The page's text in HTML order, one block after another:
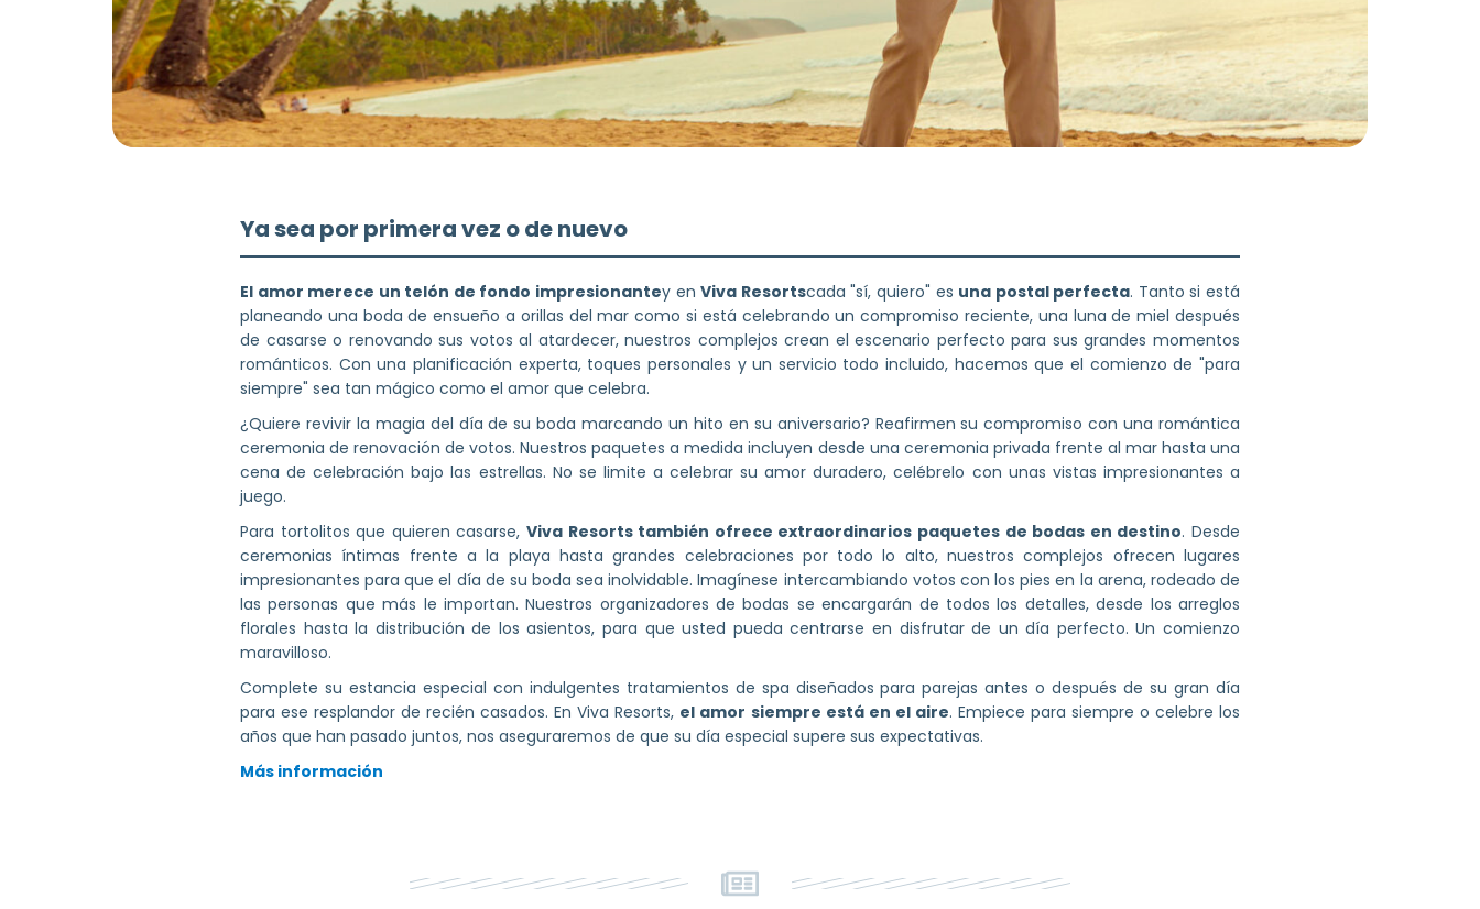
Ya sea por primera vez o de nuevo
El amor merece un telón de fondo impresionantey enViva Resortscada "sí, quiero" es una postal perfecta. Tanto si está
planeando una boda de ensueño a orillas del mar como si está celebrando un compromiso reciente, una luna de miel después
de casarse o renovando sus votos al atardecer, nuestros complejos crean el escenario perfecto para sus grandes momentos
románticos. Con una planificación experta, toques personales y un servicio todo incluido, hacemos que el comienzo de "para
siempre" sea tan mágico como el amor que celebra.
¿Quiere revivir la magia del día de su boda marcando un hito en su aniversario? Reafirmen su compromiso con una romántica
ceremonia de renovación de votos. Nuestros paquetes a medida incluyen desde una ceremonia privada frente al mar hasta una
cena de celebración bajo las estrellas. No se limite a celebrar su amor duradero, celébrelo con unas vistas impresionantes a
juego.
Para tortolitos que quieren casarse, Viva Resorts también ofrece extraordinarios paquetes de bodas en destino. Desde
ceremonias íntimas frente a la playa hasta grandes celebraciones por todo lo alto, nuestros complejos ofrecen lugares
impresionantes para que el día de su boda sea inolvidable. Imagínese intercambiando votos con los pies en la arena, rodeado de
las personas que más le importan. Nuestros organizadores de bodas se encargarán de todos los detalles, desde los arreglos
florales hasta la distribución de los asientos, para que usted pueda centrarse en disfrutar de un día perfecto. Un comienzo
maravilloso.
Complete su estancia especial con indulgentes tratamientos de spa diseñados para parejas antes o después de su gran día
para ese resplandor de recién casados. En Viva Resorts, el amor siempre está en el aire. Empiece para siempre o celebre los
años que han pasado juntos, nos aseguraremos de que su día especial supere sus expectativas.
Más información